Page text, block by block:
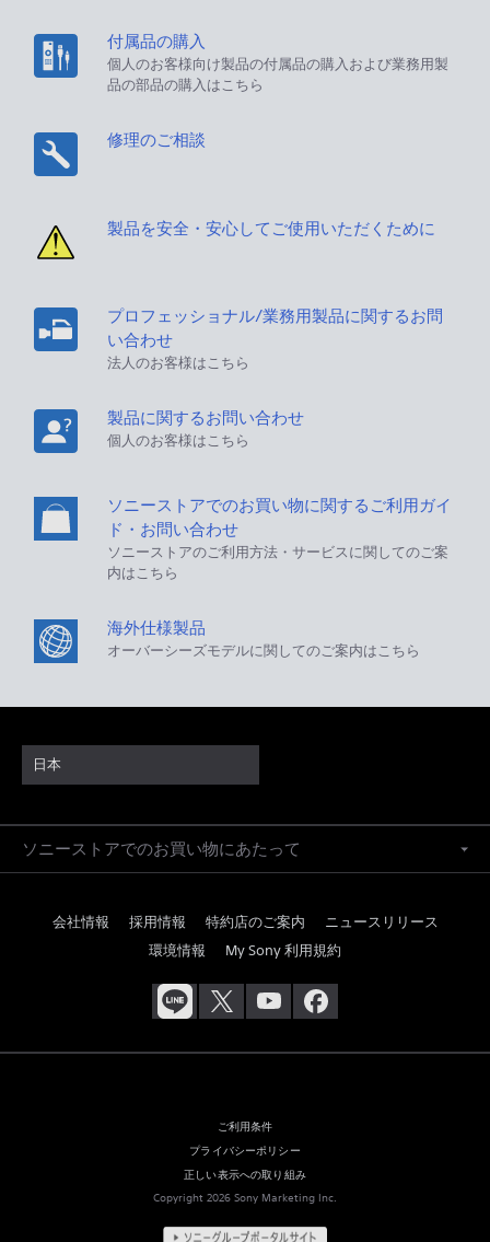
付属品の購入
個人のお客様向け製品の付属品の購入および業務用製
品の部品の購入はこちら
修理のご相談
製品を安全・安心してご使用いただくために
プロフェッショナル/業務用製品に関するお問
い合わせ
法人のお客様はこちら
製品に関するお問い合わせ
個人のお客様はこちら
ソニーストアでのお買い物に関するご利用ガイ
ド・お問い合わせ
ソニーストアのご利用方法・サービスに関してのご案
内はこちら
海外仕様製品
オーバーシーズモデルに関してのご案内はこちら
日本
ソニーストアでのお買い物にあたって
会社情報 採用情報 特約店のご案内
ニュースリリース
環境情報
My Sony 利用規約
ご利用条件
プライバシーポリシー
正しい表示への取り組み
Copyright 2026 Sony Marketing Inc.